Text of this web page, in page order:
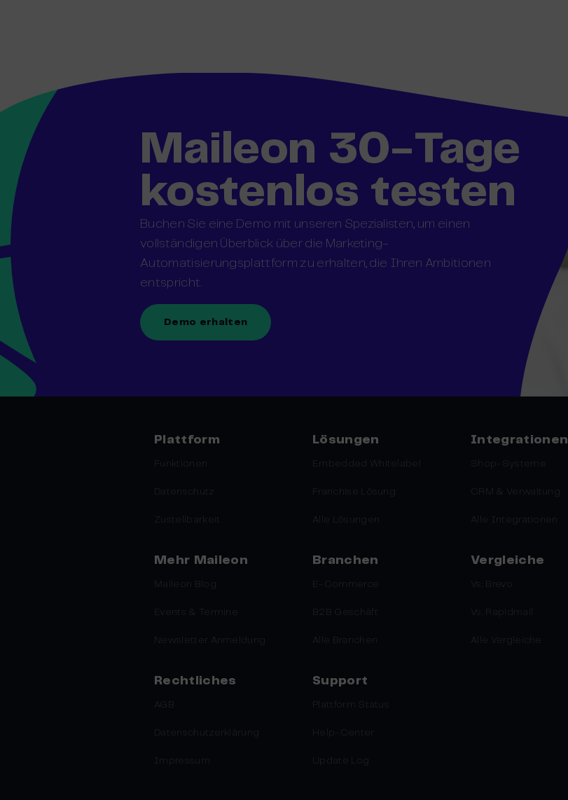
Maileon 30-Tage
kostenlos testen
Buchen Sie eine Demo mit unseren Spezialisten, um einen
vollständigen Überblick über die Marketing-
Automatisierungsplattform zu erhalten, die Ihren Ambitionen
entspricht.
Demo erhalten
Plattform
Funktionen
Datenschutz
Zustellbarkeit
Lösungen
Embedded Whitelabel
Franchise Lösung
Alle Lösungen
Integrationen
Shop-Systeme
CRM & Verwaltung
Alle Integrationen
Mehr Maileon
Maileon Blog
Events & Termine
Newsletter Anmeldung
Branchen
E-Commerce
B2B Geschäft
Alle Branchen
Vergleiche
Vs. Brevo
Vs. Rapidmail
Alle Vergleiche
Rechtliches
AGB
Datenschutzerklärung
Impressum
Support
Plattform Status
Help-Center
Update Log